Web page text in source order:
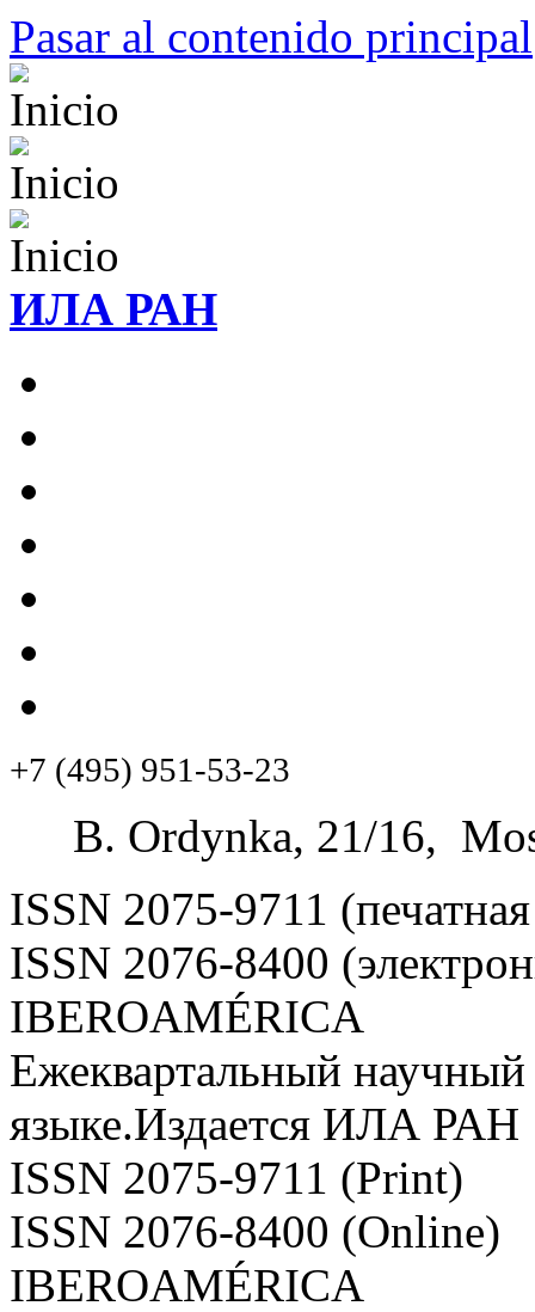
Pasar al contenido principal
ИЛА РАН
+7 (495) 951-53-23
B. Ordynka, 21/16,
ISSN 2075-9711
ISSN 2076-8400
IBEROAMÉRICA
Ежеквартальный
языке.Издается ИЛА РАН
ISSN 2075-9711 (Print)
ISSN 2076-8400 (Online)
IBEROAMÉRICA